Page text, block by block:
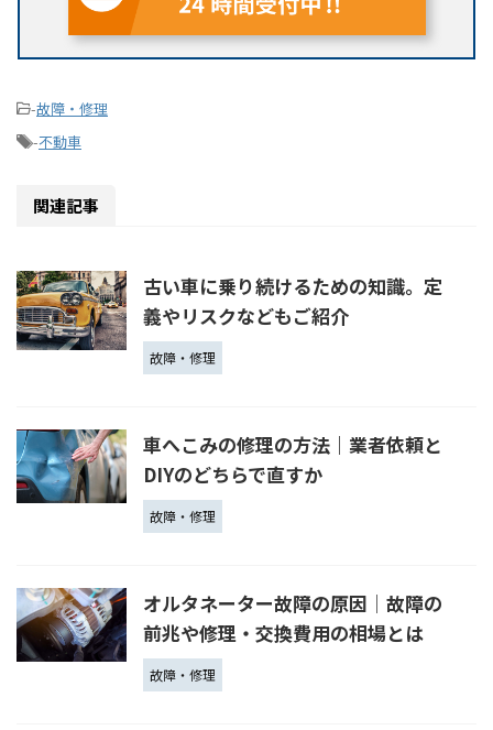
-故障・修理
-不動車
関連記事
古い車に乗り続けるための知識。定
義やリスクなどもご紹介
故障・修理
車へこみの修理の方法｜業者依頼と
DIYのどちらで直すか
故障・修理
オルタネーター故障の原因│故障の
前兆や修理・交換費用の相場とは
故障・修理